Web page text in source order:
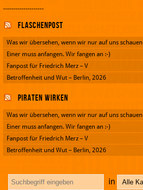
--------------------
Flaschenpost
Was wir übersehen, wenn wir nur auf uns schauen
Einer muss anfangen. Wir fangen an :-)
Fanpost für Friedrich Merz – V
Betroffenheit und Wut – Berlin, 2026
Piraten wirken
Was wir übersehen, wenn wir nur auf uns schauen
Einer muss anfangen. Wir fangen an :-)
Fanpost für Friedrich Merz – V
Betroffenheit und Wut – Berlin, 2026
in